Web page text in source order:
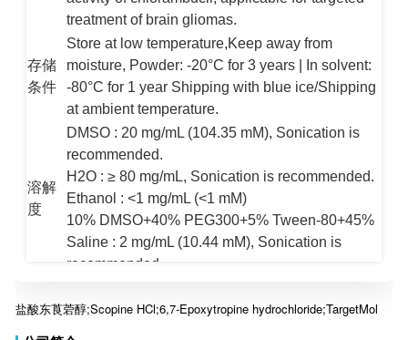
treatment of brain gliomas.
存储
条件
Store at low temperature,Keep away from
moisture, Powder: -20°C for 3 years | In solvent:
-80°C for 1 year Shipping with blue ice/Shipping
at ambient temperature.
溶解
度
DMSO : 20 mg/mL (104.35 mM), Sonication is
recommended.
H2O : ≥ 80 mg/mL, Sonication is recommended.
Ethanol : <1 mg/mL (<1 mM)
10% DMSO+40% PEG300+5% Tween-80+45%
Saline : 2 mg/mL (10.44 mM), Sonication is
recommended.
关键
盐酸东莨菪醇;Scopine HCl;6,7-Epoxytropine hydrochloride;TargetMol